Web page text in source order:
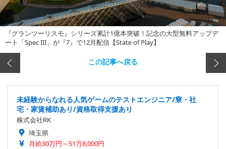
『グランツーリスモ』シリーズ累計1億本突破！記念の大型無料アップデ
ート「Spec III」が『7』で12月配信【State of Play】
この記事へ戻る
未経験からなれる人気ゲームのテストエンジニア/寮・社
宅・家賃補助あり/資格取得支援あり
株式会社RK
埼玉県
月給30万円～51万8,000円